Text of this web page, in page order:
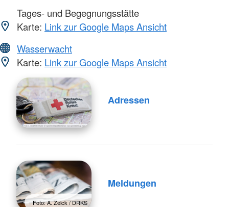
Tages- und Begegnungsstätte
Karte: Link zur Google Maps Ansicht
Wasserwacht
Karte: Link zur Google Maps Ansicht
Adressen
Foto: A. Zelck / DRKS
Meldungen